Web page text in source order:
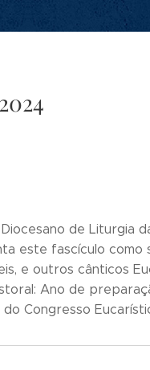
de Liturgia
este fascículo como
e outros cânticos
Ano de
Congresso